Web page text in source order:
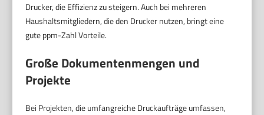
Drucker, die Effizienz zu steigern. Auch bei mehreren
Haushaltsmitgliedern, die den Drucker nutzen, bringt eine
gute ppm-Zahl Vorteile.
Große Dokumentenmengen und
Projekte
Bei Projekten, die umfangreiche Druckaufträge umfassen,